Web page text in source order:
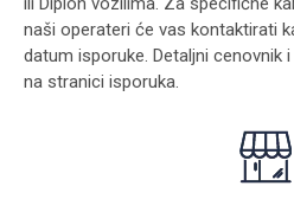
naši operateri će vas kontaktirati
datum isporuke. Detaljni cenovnik
na stranici isporuka.